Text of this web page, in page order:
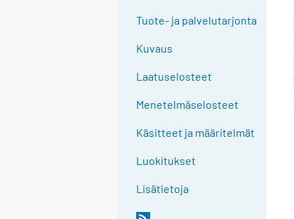
Tuote- ja palvelutarjonta
Kuvaus
Laatuselosteet
Menetelmäselosteet
Käsitteet ja määritelmät
Luokitukset
Lisätietoja